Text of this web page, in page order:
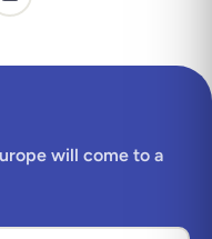
will come to a